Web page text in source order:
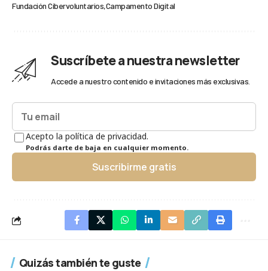
Fundación Cibervoluntarios Campamento Digital
Suscríbete a nuestra newsletter
Accede a nuestro contenido e invitaciones más exclusivas.
Acepto la política de privacidad.
Podrás darte de baja en cualquier momento.
Suscribirme gratis
Quizás también te guste